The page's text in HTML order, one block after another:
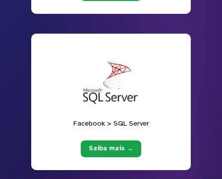
Facebook > SQL Server
Saiba mais →